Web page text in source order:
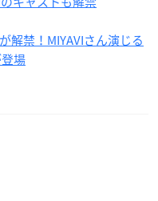
解禁！MIYAVIさん演じる
場